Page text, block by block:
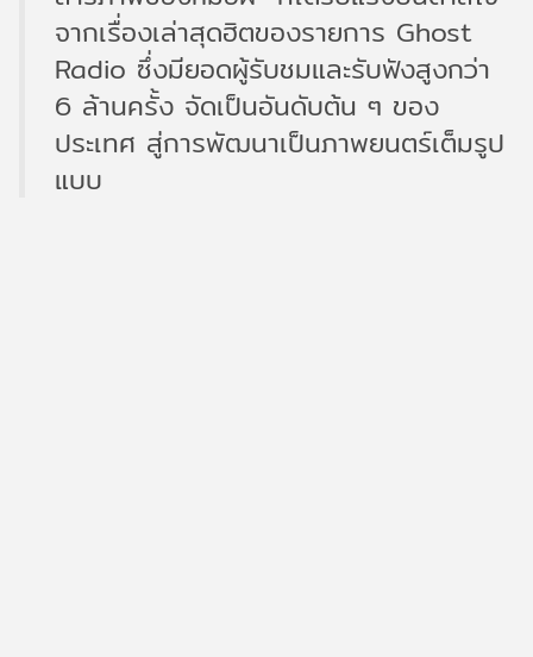
จากเรื่องเล่าสุดฮิตของรายการ Ghost
Radio ซึ่งมียอดผู้รับชมและรับฟังสูงกว่า
6 ล้านครั้ง จัดเป็นอันดับต้น ๆ ของ
ประเทศ สู่การพัฒนาเป็นภาพยนตร์เต็มรูป
แบบ